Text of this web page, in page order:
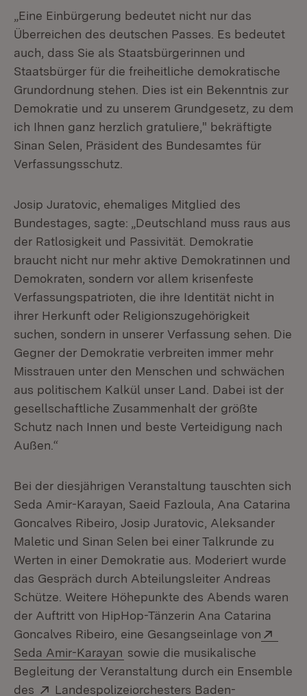
„Eine Einbürgerung bedeutet nicht nur das
Überreichen des deutschen Passes. Es bedeutet
auch, dass Sie als Staatsbürgerinnen und
Staatsbürger für die freiheitliche demokratische
Grundordnung stehen. Dies ist ein Bekenntnis zur
Demokratie und zu unserem Grundgesetz, zu dem
ich Ihnen ganz herzlich gratuliere," bekräftigte
Sinan Selen, Präsident des Bundesamtes für
Verfassungsschutz.
Josip Juratovic, ehemaliges Mitglied des
Bundestages, sagte: „Deutschland muss raus aus
der Ratlosigkeit und Passivität. Demokratie
braucht nicht nur mehr aktive Demokratinnen und
Demokraten, sondern vor allem krisenfeste
Verfassungspatrioten, die ihre Identität nicht in
ihrer Herkunft oder Religionszugehörigkeit
suchen, sondern in unserer Verfassung sehen. Die
Gegner der Demokratie verbreiten immer mehr
Misstrauen unter den Menschen und schwächen
aus politischem Kalkül unser Land. Dabei ist der
gesellschaftliche Zusammenhalt der größte
Schutz nach Innen und beste Verteidigung nach
Außen.“
Bei der diesjährigen Veranstaltung tauschten sich
Seda Amir-Karayan, Saeid Fazloula, Ana Catarina
Goncalves Ribeiro, Josip Juratovic, Aleksander
Maletic und Sinan Selen bei einer Talkrunde zu
Werten in einer Demokratie aus. Moderiert wurde
das Gespräch durch Abteilungsleiter Andreas
Schütze. Weitere Höhepunkte des Abends waren
der Auftritt von HipHop-Tänzerin Ana Catarina
Goncalves Ribeiro, eine Gesangseinlage von
Seda Amir-Karayan (Öffnet in neuem Fenster)
sowie die musikalische
Begleitung der Veranstaltung durch ein Ensemble
des
Extern:
Landespolizeiorchesters Baden-